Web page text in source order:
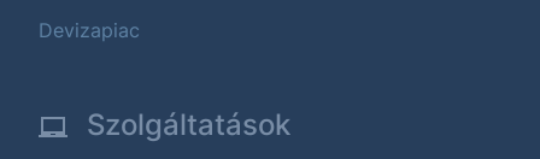
Devizapiac
Szolgáltatások